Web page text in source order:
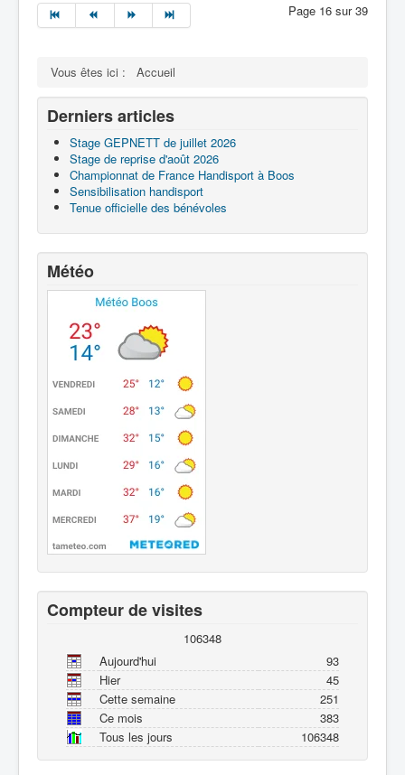
Page 16 sur 39
Vous êtes ici : Accueil
Derniers articles
Stage GEPNETT de juillet 2026
Stage de reprise d'août 2026
Championnat de France Handisport à Boos
Sensibilisation handisport
Tenue officielle des bénévoles
Météo
Compteur de visites
106348
Aujourd'hui
93
Hier
45
Cette semaine
251
Ce mois
383
Tous les jours
106348